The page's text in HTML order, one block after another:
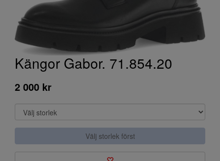
Kängor Gabor. 71.854.20
2 000 kr
Välj storlek först